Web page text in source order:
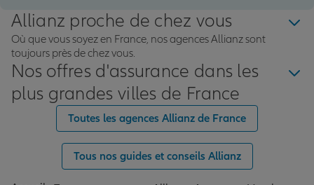
Allianz proche de chez vous
Où que vous soyez en France, nos agences Allianz sont
toujours près de chez vous.
Nos offres d'assurance dans les
plus grandes villes de France
Toutes les agences Allianz de France
Tous nos guides et conseils Allianz